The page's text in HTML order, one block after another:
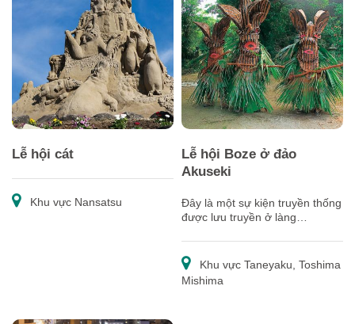
Lễ hội cát
Khu vực Nansatsu
Lễ hội Boze ở đảo
Akuseki
Đây là một sự kiện truyền thống
được lưu truyền ở làng
thần tên Boze đã xuất hiện và
đến thăm, xua đuổi tà ma, sự ô
uế.
Khu vực Taneyaku, Toshima
Mishima